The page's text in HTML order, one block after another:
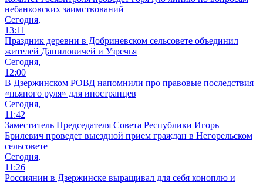
небанковских заимствований
Сегодня,
13:11
Праздник деревни в Добриневском сельсовете объединил
жителей Даниловичей и Узречья
Сегодня,
12:00
В Дзержинском РОВД напомнили про правовые последствия
«пьяного руля» для иностранцев
Сегодня,
11:42
Заместитель Председателя Совета Республики Игорь
Брилевич проведет выездной прием граждан в Негорельском
сельсовете
Сегодня,
11:26
Россиянин в Дзержинске выращивал для себя коноплю и